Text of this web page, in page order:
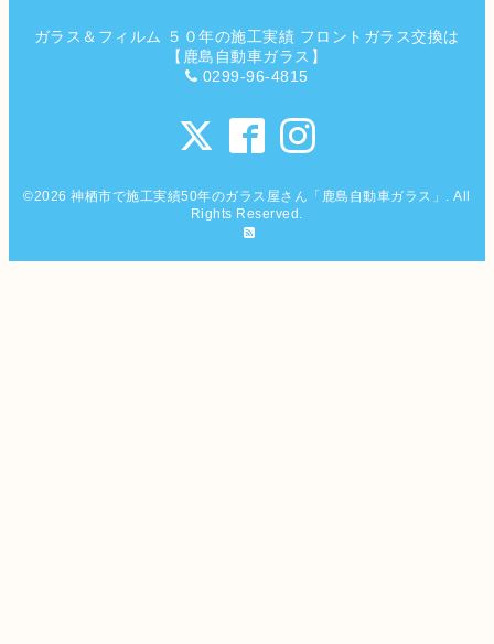
ガラス＆フィルム ５０年の施工実績 フロントガラス交換は
【鹿島自動車ガラス】
0299-96-4815
©2026神栖市で施工実績50年のガラス屋さん「鹿島自動車ガラス」 . All
Rights Reserved.